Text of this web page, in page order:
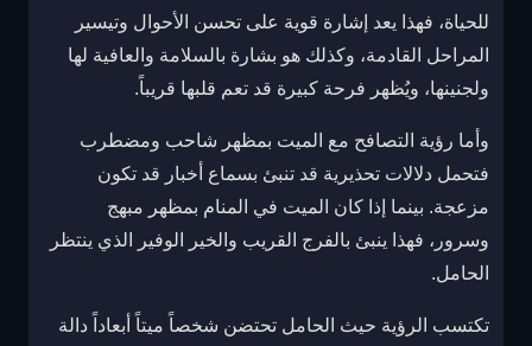
للحياة، فهذا يعد إشارة قوية على تحسن الأحوال وتيسير
المراحل القادمة، وكذلك هو بشارة بالسلامة والعافية لها
ولجنينها، ويُظهر فرحة كبيرة قد تعم قلبها قريباً.
وأما رؤية التصافح مع الميت بمظهر شاحب ومضطرب
فتحمل دلالات تحذيرية قد تنبئ بسماع أخبار قد تكون
مزعجة. بينما إذا كان الميت في المنام بمظهر مبهج
وسرور، فهذا ينبئ بالفرج القريب والخير الوفير الذي ينتظر
الحامل.
تكتسب الرؤية حيث الحامل تحتضن شخصاً ميتاً أبعاداً دالة